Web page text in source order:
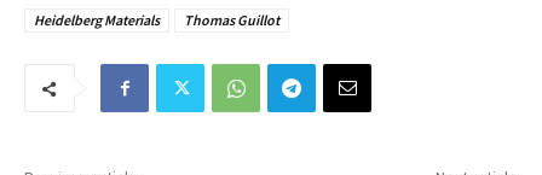
Heidelberg Materials Thomas Guillot